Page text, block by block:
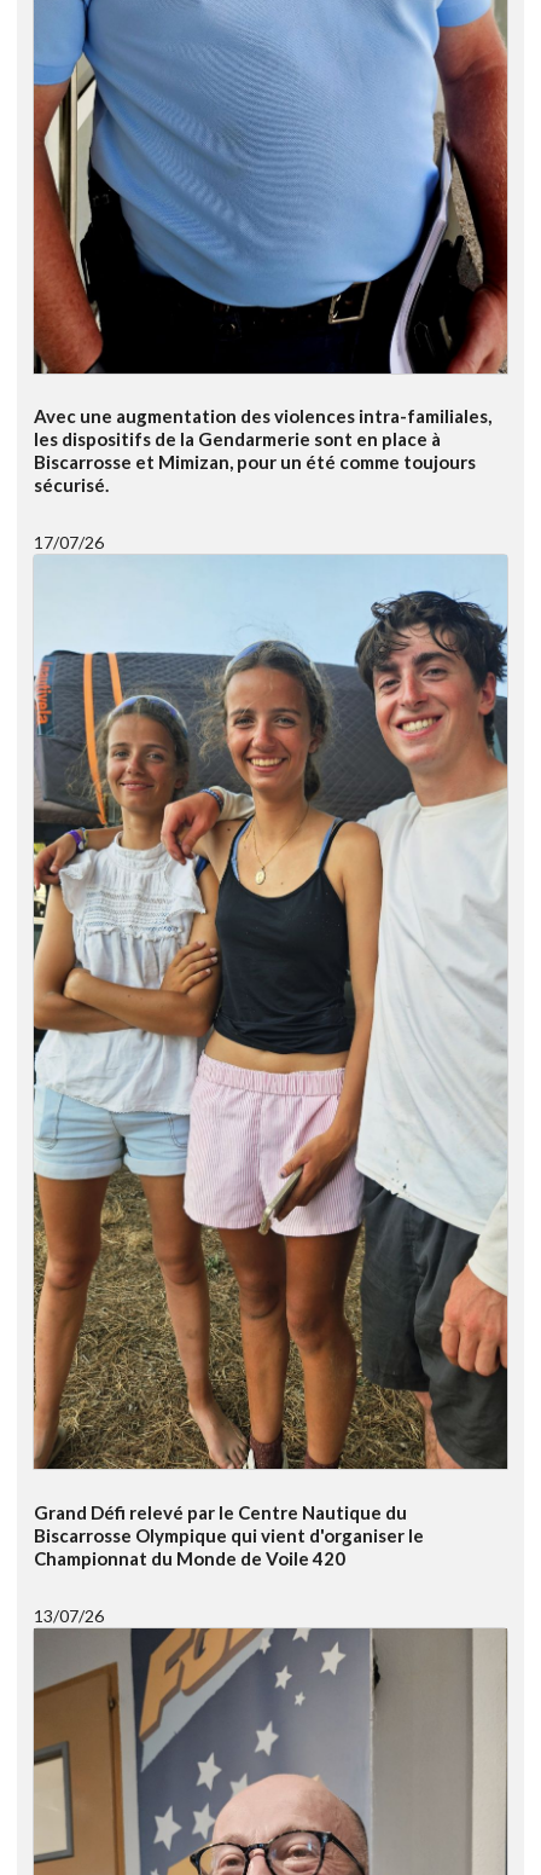
Avec une augmentation des violences intra-familiales,
les dispositifs de la Gendarmerie sont en place à
Biscarrosse et Mimizan, pour un été comme toujours
sécurisé.
17/07/26
Grand Défi relevé par le Centre Nautique du
Biscarrosse Olympique qui vient d'organiser le
Championnat du Monde de Voile 420
13/07/26